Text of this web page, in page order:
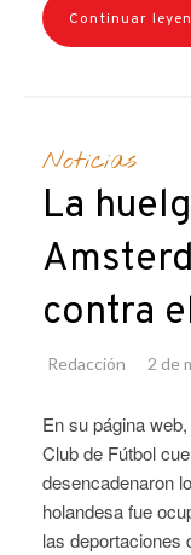
Continuar
Noticias
La
contra
Redacción 2 de
En su página
Club de Fútbol
desencadenaron
holandesa fue
las deportaciones